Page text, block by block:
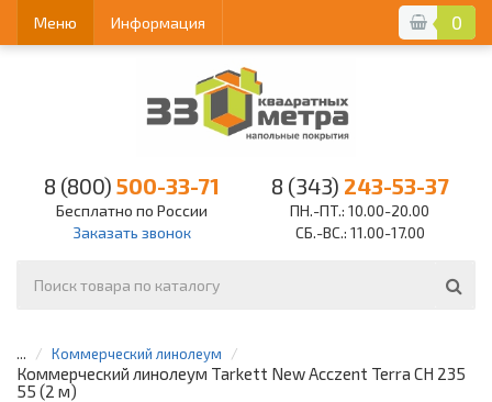
0
Меню Информация
8 (800) 500-33-71
Бесплатно по России
Заказать звонок
8 (343) 243-53-37
ПН.-ПТ.: 10.00-20.00
СБ.-ВС.: 11.00-17.00
... Коммерческий линолеум
Коммерческий линолеум Tarkett New Acczent Terra CH 235
55 (2 м)